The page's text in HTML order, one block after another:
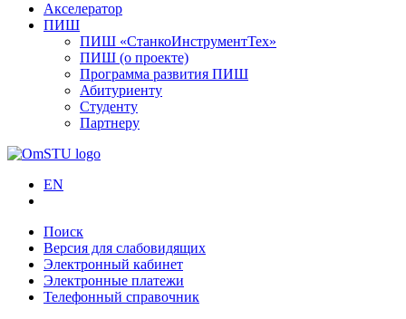
Акселератор
ПИШ
ПИШ «СтанкоИнструментТех»
ПИШ (о проекте)
Программа развития ПИШ
Абитуриенту
Студенту
Партнеру
EN
Поиск
Версия для слабовидящих
Электронный кабинет
Электронные платежи
Телефонный справочник